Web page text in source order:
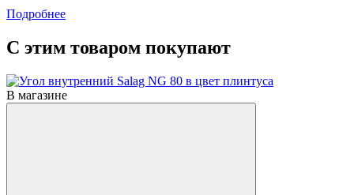
Подробнее
С этим товаром покупают
В магазине